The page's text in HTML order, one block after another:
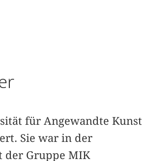
für Angewandte Kunst
Sie war in der
Gruppe MIK